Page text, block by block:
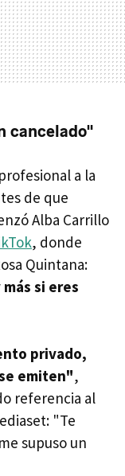
cancelado"
a la
de que
Alba Carrillo
, donde
Quintana:
si eres
privado,
emiten",
referencia al
"Te
supuso un